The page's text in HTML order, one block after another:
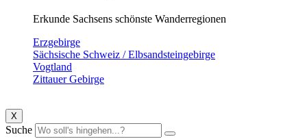
Erkunde Sachsens schönste Wanderregionen
Erzgebirge
Sächsische Schweiz / Elbsandsteingebirge
Vogtland
Zittauer Gebirge
X
Suche